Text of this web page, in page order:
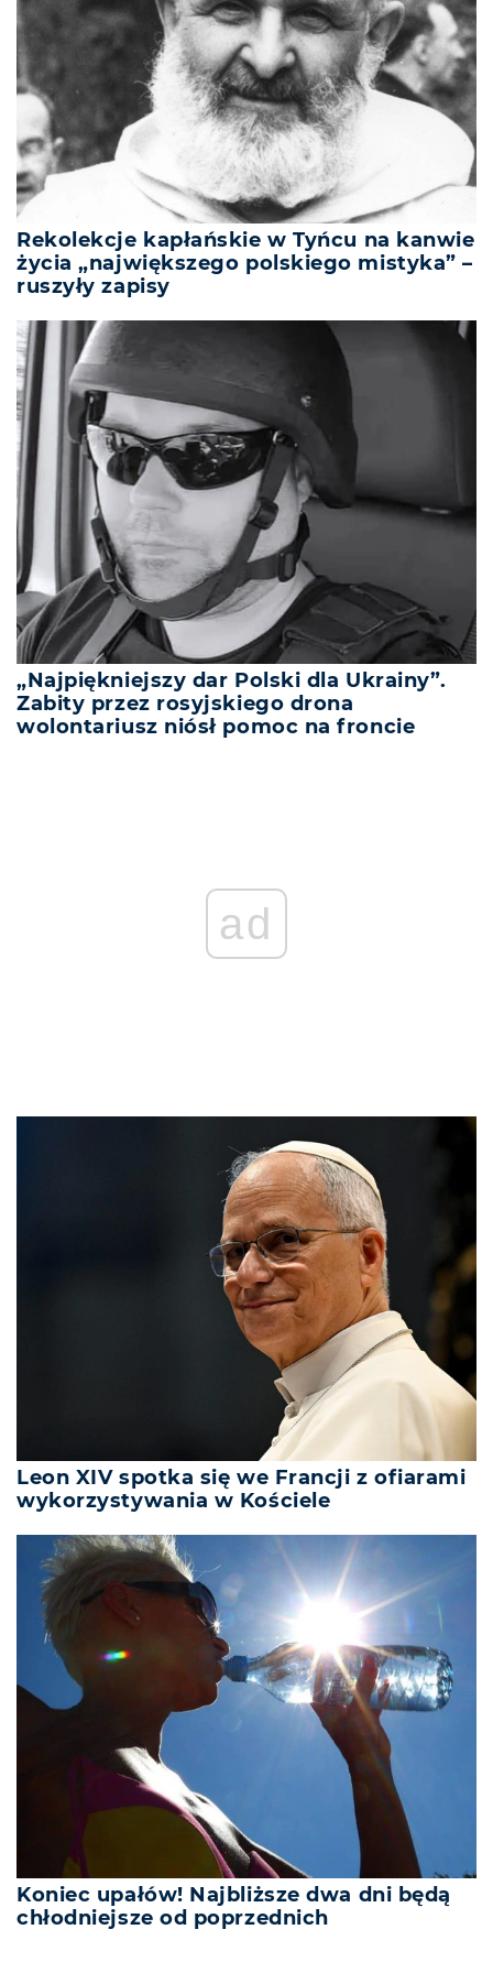
Rekolekcje kapłańskie w Tyńcu na kanwie
życia „największego polskiego mistyka” –
ruszyły zapisy
„Najpiękniejszy dar Polski dla Ukrainy”.
Zabity przez rosyjskiego drona
wolontariusz niósł pomoc na froncie
ad
Leon XIV spotka się we Francji z ofiarami
wykorzystywania w Kościele
Koniec upałów! Najbliższe dwa dni będą
chłodniejsze od poprzednich